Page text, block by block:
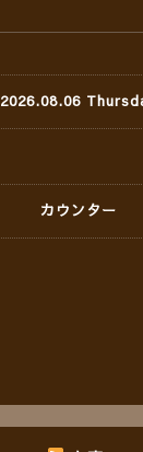
2026.08.06
カウンター